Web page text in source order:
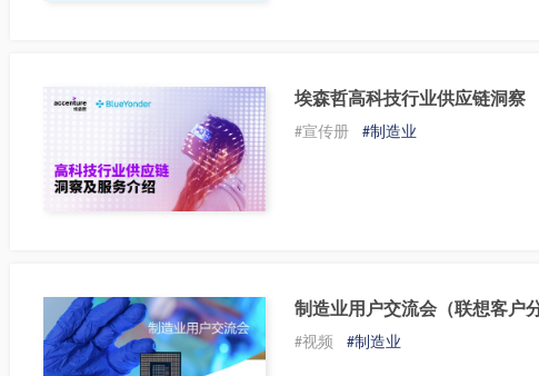
埃森哲高科技行业供应链洞察
#宣传册 #制造业
制造业用户交流会（联想客户
#视频 #制造业